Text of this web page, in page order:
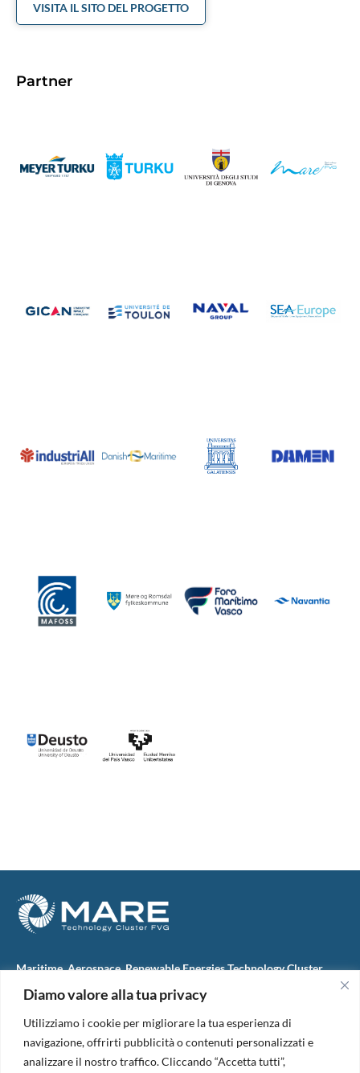
Diamo valore alla tua privacy
Utilizziamo i cookie per migliorare la tua esperienza di
navigazione, offrirti pubblicità o contenuti personalizzati e
analizzare il nostro traffico. Cliccando “Accetta tutti”,
VISITA IL SITO DEL PROGETTO
Partner
Maritime, Aerospace, Renewable Energies Technology Cluster
M.A.R.E. TC FVG S.c.ar.l.
34074 Monfalcone (Italy)
tel. +39 0481 723440
Codice Fiscale e Partita Iva: 01138620313
PEC:marefvg@legalmail.it